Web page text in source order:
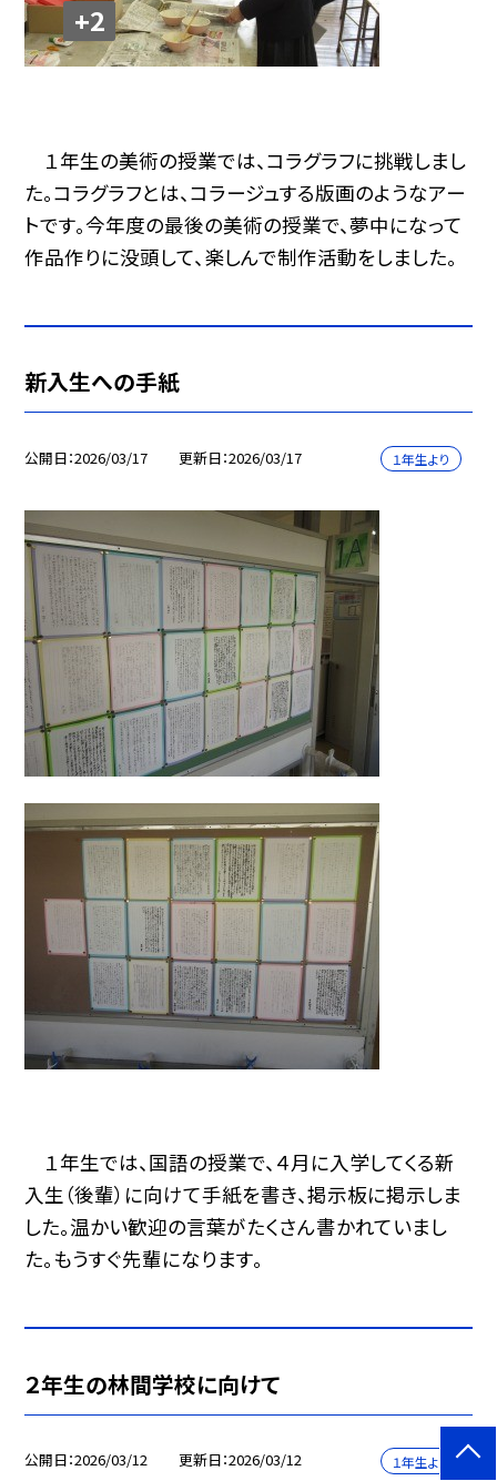
+2
１年生の美術の授業では、コラグラフに挑戦しまし
た。コラグラフとは、コラージュする版画のようなアー
トです。今年度の最後の美術の授業で、夢中になって
作品作りに没頭して、楽しんで制作活動をしました。
新入生への手紙
公開日 2026/03/17 更新日 2026/03/17 １年生より
１年生では、国語の授業で、４月に入学してくる新
入生（後輩）に向けて手紙を書き、掲示板に掲示しま
した。温かい歓迎の言葉がたくさん書かれていまし
た。もうすぐ先輩になります。
２年生の林間学校に向けて
公開日 2026/03/12 更新日 2026/03/12 １年生より